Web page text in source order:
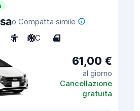
o Compatta simile
5 A/C 4
61,00 €
al giorno
Cancellazione
gratuita